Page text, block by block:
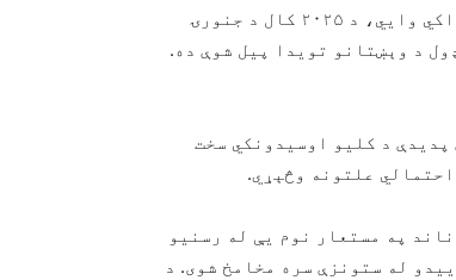
له امله سخت اندیښمن او حیران شوي دي. د سیمې روغتیایي چارواکي وايي، د ۲۰۲۵ کال د جنورۍ
او شدید ډول د وېښتانو تویدا پیل شوې ده.
د کلیو اوسیدونکي سخت
علتونه وڅېړي.
په مستعار نوم یې له رسنیو
له ستونزې سره مخامخ شوی. د